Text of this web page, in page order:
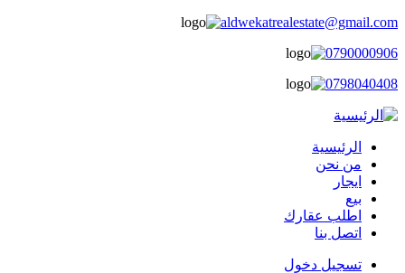
aldwekatrealestate@gmail.com
0790000906
0798040408
main
menu
الرئيسية
من نحن
ايجار
بيع
اطلب عقارك
اتصل بنا
تسجيل دخول